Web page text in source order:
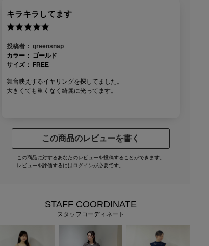
キラキラしてます
投稿者： greensnap
カラー：
ゴールド
サイズ：
FREE
舞台映えするイヤリングを探してました。
大きくても重くなく綺麗に光ってます。
この商品のレビューを書く
この商品に対するあなたのレビューを投稿することができます。
レビューを評価するには ログインが必要です。
STAFF COORDINATE
スタッフコーディネート